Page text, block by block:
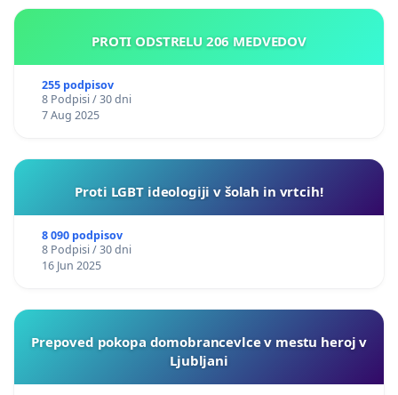
PROTI ODSTRELU 206 MEDVEDOV
255 podpisov
8 Podpisi / 30 dni
7 Aug 2025
Proti LGBT ideologiji v šolah in vrtcih!
8 090 podpisov
8 Podpisi / 30 dni
16 Jun 2025
Prepoved pokopa domobrancevlce v mestu heroj v
Ljubljani